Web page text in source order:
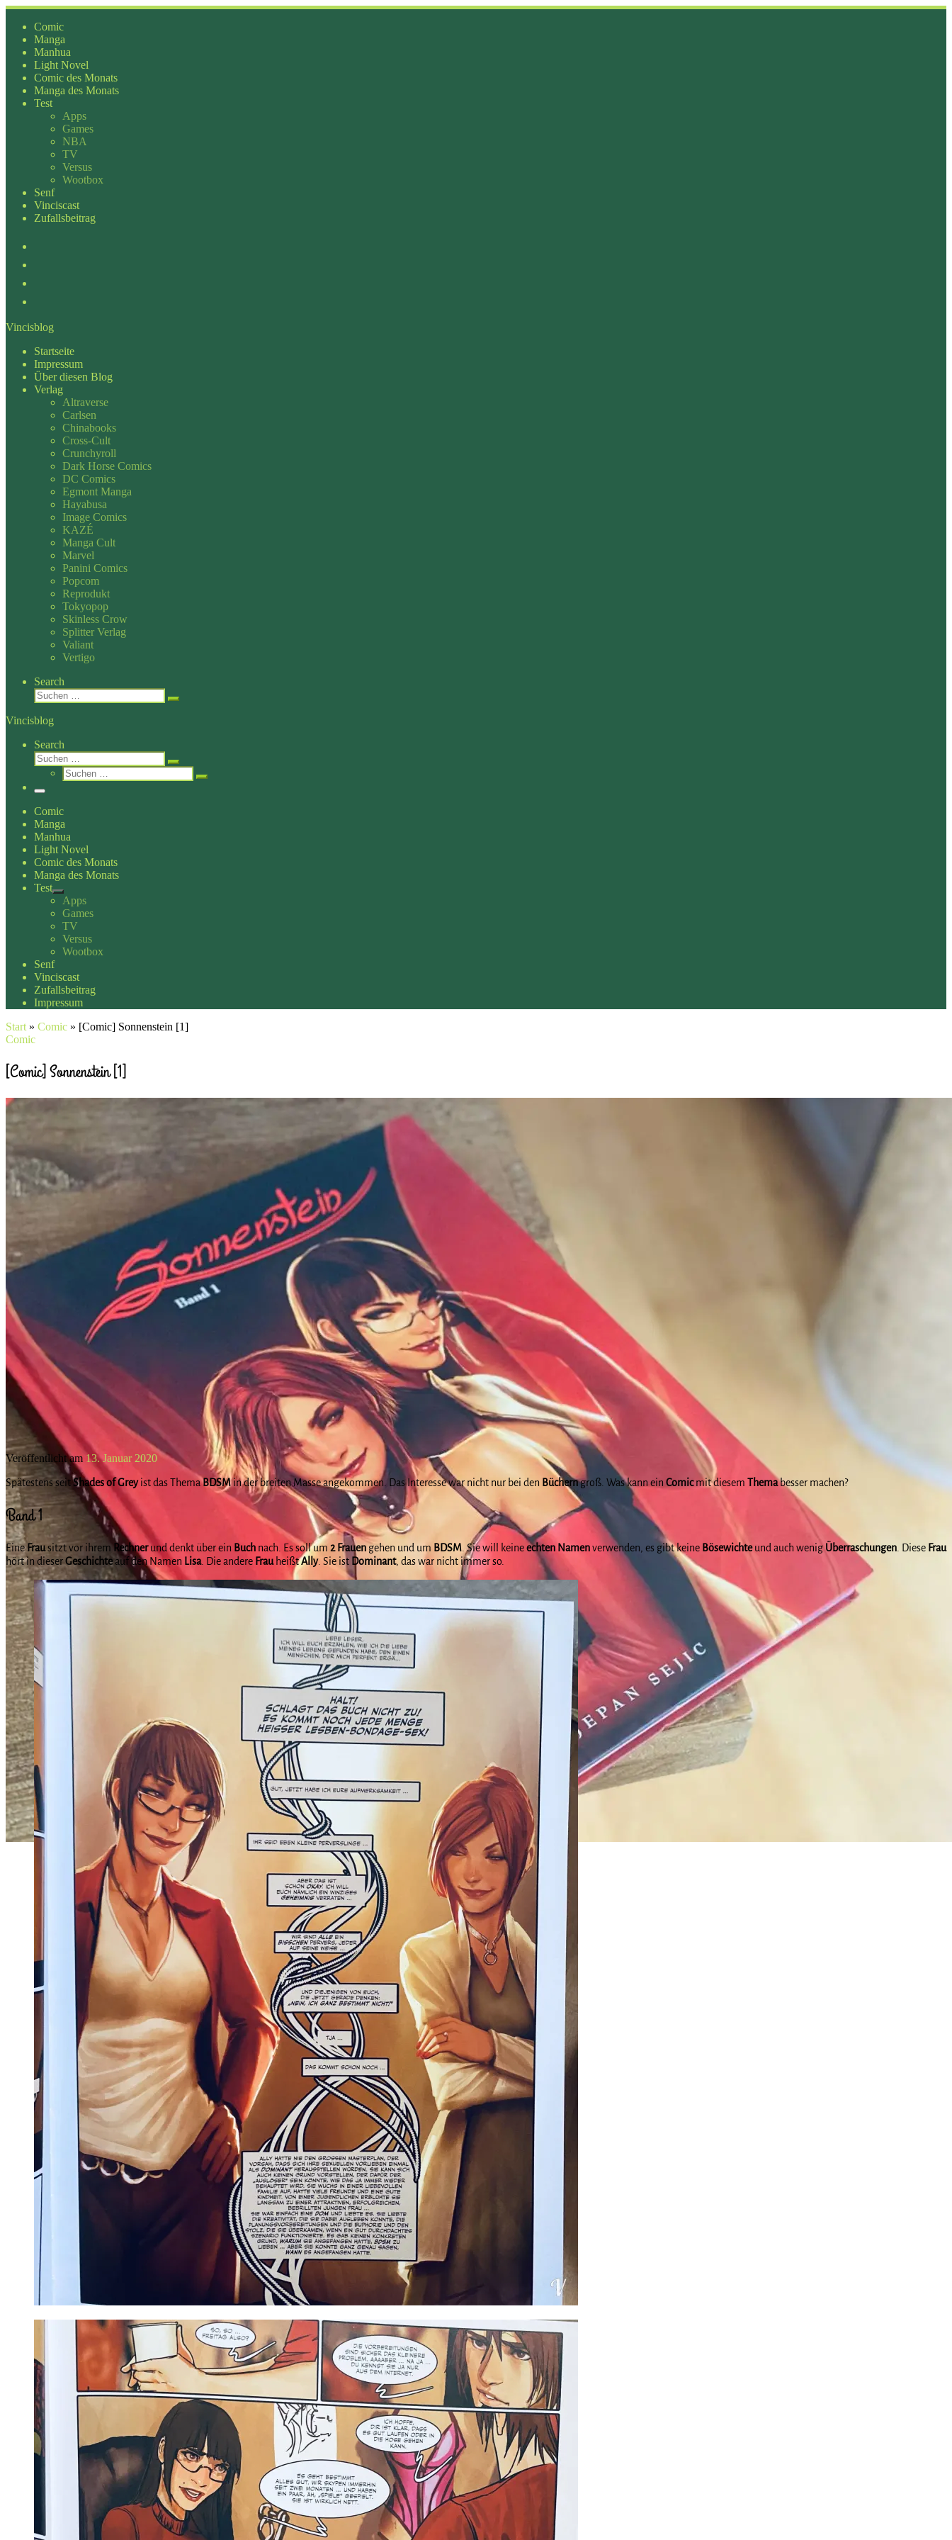
Zum
Inhalt
springen
Comic
Manga
Manhua
Light Novel
Comic des Monats
Manga des Monats
Test
Apps
Games
NBA
TV
Versus
Wootbox
Senf
Vinciscast
Zufallsbeitrag
Vincisblog
Startseite
Impressum
Über diesen Blog
Verlag
Altraverse
Carlsen
Chinabooks
Cross-Cult
Crunchyroll
Dark Horse Comics
DC Comics
Egmont Manga
Hayabusa
Image Comics
KAZÉ
Manga Cult
Marvel
Panini Comics
Popcom
Reprodukt
Tokyopop
Skinless Crow
Splitter Verlag
Valiant
Vertigo
Search
Suche
Suchen …
Vincisblog
Search
Suche
Suchen …
Suche
Suchen …
Menü
Comic
Manga
Manhua
Light Novel
Comic des Monats
Manga des Monats
Test
Apps
Games
TV
Versus
Wootbox
Senf
Vinciscast
Zufallsbeitrag
Impressum
Start » Comic » [Comic] Sonnenstein [1]
Comic
[Comic] Sonnenstein [1]
Veröffentlicht am 13. Januar 2020
Spätestens seitShades of Greyist das ThemaBDSMin der breiten Masse angekommen. Das Interesse war nicht nur bei den Bücherngroß. Was kann ein Comicmit diesem Themabesser machen?
Band 1
EineFrausitzt vor ihremRechnerund denkt über ein Buch nach. Es soll um 2 Frauen gehen und um BDSM . Sie will keineechten Namenverwenden, es gibt keine Bösewichteund auch wenigÜberraschungen . Diese Frau
hört in dieserGeschichteauf den Namen Lisa. Die andere FrauheißtAlly. Sie ist Dominant, das war nicht immer so.